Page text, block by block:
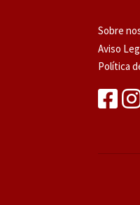
Sobre
Aviso
Política